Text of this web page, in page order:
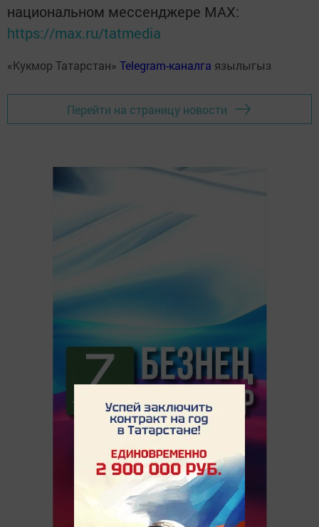
национальном мессенджере MАХ:
https://max.ru/tatmedia
«Кукмор Татарстан» Telegram-каналга язылыгыз
Перейти на страницу новости